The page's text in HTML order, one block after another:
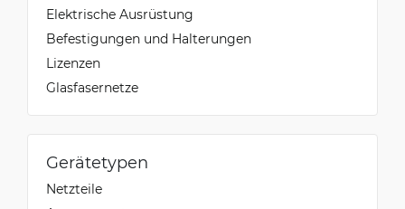
Elektrische Ausrüstung
Befestigungen und Halterungen
Lizenzen
Glasfasernetze
Gerätetypen
Netzteile